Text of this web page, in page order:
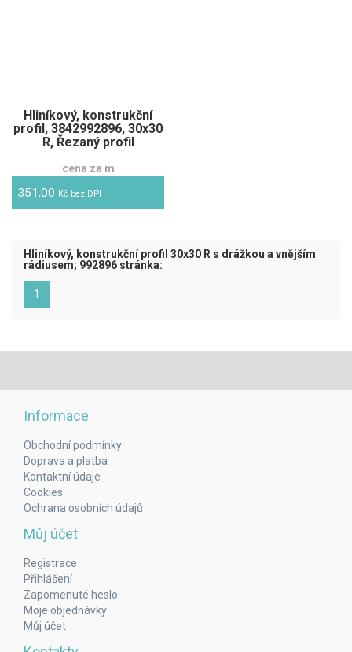
Hliníkový, konstrukční
profil, 3842992896, 30x30
R, Řezaný profil
cena za m
351,00 Kč bez DPH
Hliníkový, konstrukční profil 30x30 R s drážkou a vnějším
rádiusem; 992896 stránka:
1
Informace
Obchodní podmínky
Doprava a platba
Kontaktní údaje
Cookies
Ochrana osobních údajů
Můj účet
Registrace
Přihlášení
Zapomenuté heslo
Moje objednávky
Můj účet